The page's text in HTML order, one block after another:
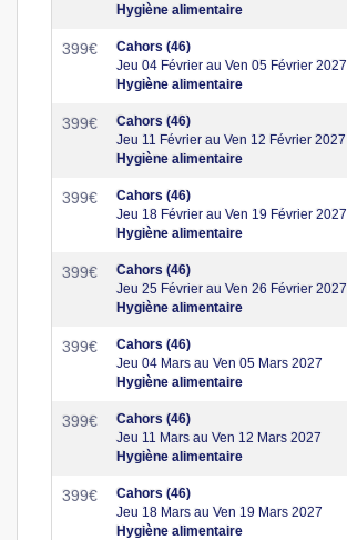
Hygiène alimentaire
399€
Cahors (46)
Jeu 04 Février au Ven 05 Février 2027
Hygiène alimentaire
399€
Cahors (46)
Jeu 11 Février au Ven 12 Février 2027
Hygiène alimentaire
399€
Cahors (46)
Jeu 18 Février au Ven 19 Février 2027
Hygiène alimentaire
399€
Cahors (46)
Jeu 25 Février au Ven 26 Février 2027
Hygiène alimentaire
399€
Cahors (46)
Jeu 04 Mars au Ven 05 Mars 2027
Hygiène alimentaire
399€
Cahors (46)
Jeu 11 Mars au Ven 12 Mars 2027
Hygiène alimentaire
399€
Cahors (46)
Jeu 18 Mars au Ven 19 Mars 2027
Hygiène alimentaire